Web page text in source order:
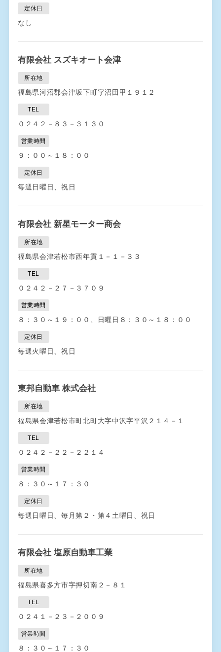
定休日
なし
有限会社 スズキオート会津
所在地
福島県河沼郡会津坂下町字沼田甲１９１２
TEL
０２４２－８３－３１３０
営業時間
９：００～１８：００
定休日
毎週日曜日、祝日
有限会社 新星モーター商会
所在地
福島県会津若松市西年貢１－１－３３
TEL
０２４２－２７－３７０９
営業時間
８：３０～１９：００、日曜日８：３０～１８：００
定休日
毎週火曜日、祝日
東邦自動車 株式会社
所在地
福島県会津若松市町北町大字中沢字平沢２１４－１
TEL
０２４２－２２－２２１４
営業時間
８：３０～１７：３０
定休日
毎週日曜日、毎月第２・第４土曜日、祝日
有限会社 塩原自動車工業
所在地
福島県喜多方市字押切南２－８１
TEL
０２４１－２３－２００９
営業時間
８：３０～１７：３０